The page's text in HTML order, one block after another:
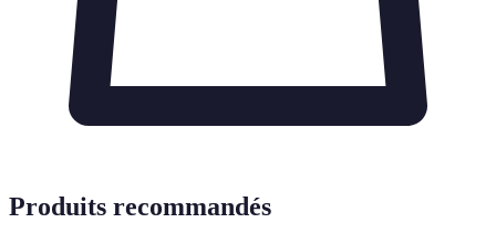
Produits recommandés